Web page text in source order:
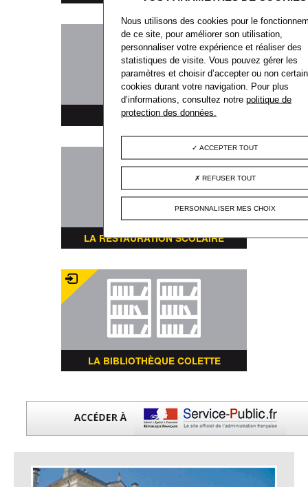
PLAN DE LA VILLE
LA RESTAURATION SCOLAIRE
LA BIBLIOTHÈQUE COLETTE
Nous utilisons des cookies pour le
de ce site, pour améliorer son utilisation,
personnaliser votre expérience et réaliser des
statistiques de visite. Vous pouvez gérer les
paramètres et choisir d’accepter ou non
cookies durant votre navigation. Pour plus
d’informations, consultez notrepolitique de
protection des données.
ACCEPTER TOUT
REFUSER TOUT
PERSONNALISER MES CHOIX